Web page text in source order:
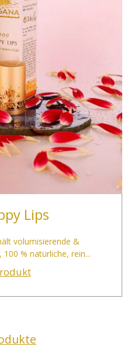
Lips
volumisierende &
% natürliche, rein...